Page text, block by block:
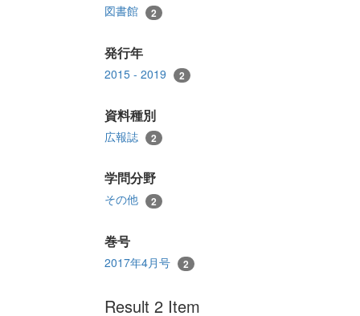
図書館 2
発行年
2015 - 2019 2
資料種別
広報誌 2
学問分野
その他 2
巻号
2017年4月号 2
Result 2 Item